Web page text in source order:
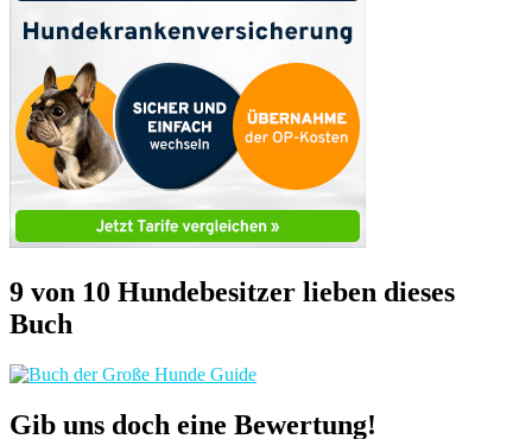
9 von 10 Hundebesitzer lieben dieses
Buch
Gib uns doch eine Bewertung!